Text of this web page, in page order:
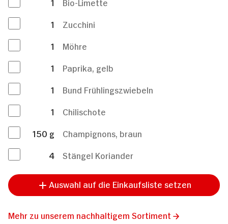
1
Zucchini
1
Möhre
1
Paprika, gelb
1
Bund Frühlingszwiebeln
1
Chilischote
150 g
Champignons, braun
4
Stängel Koriander
Auswahl auf die Einkaufsliste setzen
Mehr zu unserem nachhaltigem Sortiment